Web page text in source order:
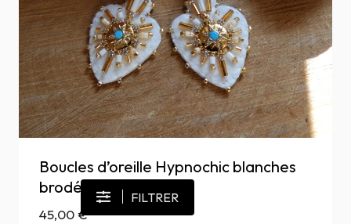
Boucles d’oreille Hypnochic blanches
brodées à la main
45,00€
FILTRER